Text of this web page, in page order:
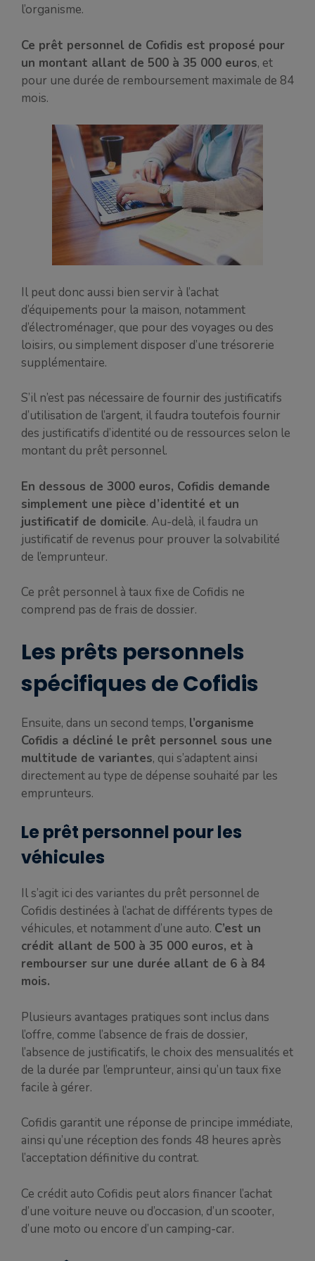
l’organisme.
Ce prêt personnel de Cofidis est proposé pour
un montant allant de 500 à 35 000 euros, et
pour une durée de remboursement maximale de 84
mois.
Il peut donc aussi bien servir à l’achat
d’équipements pour la maison, notamment
d’électroménager, que pour des voyages ou des
loisirs, ou simplement disposer d’une trésorerie
supplémentaire.
S’il n’est pas nécessaire de fournir des justificatifs
d’utilisation de l’argent, il faudra toutefois fournir
des justificatifs d’identité ou de ressources selon le
montant du prêt personnel.
En dessous de 3000 euros, Cofidis demande
simplement une pièce d’identité et un
justificatif de domicile. Au-delà, il faudra un
justificatif de revenus pour prouver la solvabilité
de l’emprunteur.
Ce prêt personnel à taux fixe de Cofidis ne
comprend pas de frais de dossier.
Les prêts personnels
spécifiques de Cofidis
Ensuite, dans un second temps, l’organisme
Cofidis a décliné le prêt personnel sous une
multitude de variantes, qui s’adaptent ainsi
directement au type de dépense souhaité par les
emprunteurs.
Le prêt personnel pour les
véhicules
Il s’agit ici des variantes du prêt personnel de
Cofidis destinées à l’achat de différents types de
véhicules, et notamment d’une auto. C’est un
crédit allant de 500 à 35 000 euros, et à
rembourser sur une durée allant de 6 à 84
mois.
Plusieurs avantages pratiques sont inclus dans
l’offre, comme l’absence de frais de dossier,
l’absence de justificatifs, le choix des mensualités et
de la durée par l’emprunteur, ainsi qu’un taux fixe
facile à gérer.
Cofidis garantit une réponse de principe immédiate,
ainsi qu’une réception des fonds 48 heures après
l’acceptation définitive du contrat.
Ce crédit auto Cofidis peut alors financer l’achat
d’une voiture neuve ou d’occasion, d’un scooter,
d’une moto ou encore d’un camping-car.